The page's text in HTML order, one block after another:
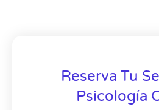
Reserva Tu
Psicología